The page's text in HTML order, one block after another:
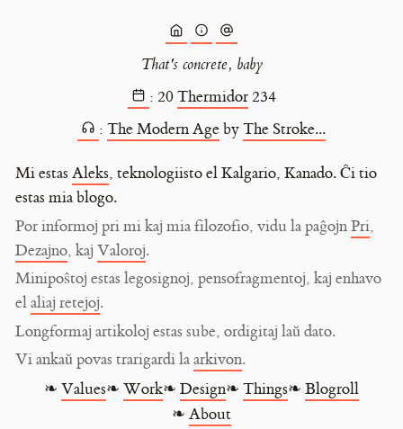
That's concrete, baby
: 20Thermidor234
: The Modern AgebyThe Stroke...
Mi estas Aleks, teknologiisto el Kalgario, Kanado. Ĉi tio
estas mia blogo.
Por informoj pri mi kaj mia filozofio, vidu la paĝojnPri,
Dezajno, kaj Valoroj.
Minipoŝtoj estas legosignoj, pensofragmentoj, kaj enhavo
elaliaj retejoj.
Longformaj artikoloj estas sube, ordigitaj laŭ dato.
Vi ankaŭ povas trarigardi laarkivon.
❧ Values❧ Work❧ Design❧ Things❧ Blogroll
❧ About